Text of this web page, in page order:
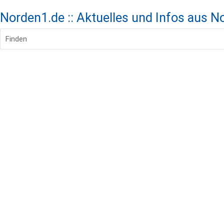
Norden1.de :: Aktuelles und Infos aus
Finden